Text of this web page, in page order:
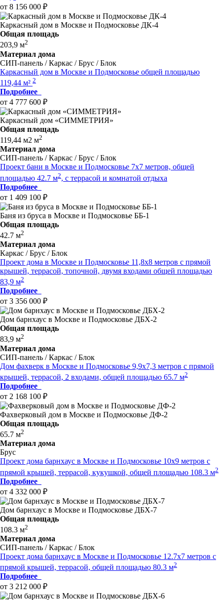
от 8 156 000 ₽
Каркасный дом в Москве и Подмосковье ДК-4
Общая площадь
203,9 м2
Материал дома
СИП-панель / Каркас / Брус / Блок
Каркасный дом в Москве и Подмосковье общей площадью
119,44 м² 2
Подробнее
от 4 777 600 ₽
Каркасный дом «СИММЕТРИЯ»
Общая площадь
119,44 м2 м2
Материал дома
СИП-панель / Каркас / Брус / Блок
Проект бани в Москве и Подмосковье 7x7 метров, общей
площадью 42.7 м2, с террасой и комнатой отдыха
Подробнее
от 1 409 100 ₽
Баня из бруса в Москве и Подмосковье ББ-1
Общая площадь
42.7 м2
Материал дома
Каркас / Брус / Блок
Проект дома в Москве и Подмосковье 11,8x8 метров c прямой
крышей, террасой, топочной, двумя входами общей площадью
83,9 м2
Подробнее
от 3 356 000 ₽
Дом барнхаус в Москве и Подмосковье ДБХ-2
Общая площадь
83,9 м2
Материал дома
СИП-панель / Каркас / Блок
Дом фахверк в Москве и Подмосковье 9,9x7,3 метров c прямой
крышей, террасой, 2 входами, общей площадью 65.7 м2
Подробнее
от 2 168 100 ₽
Фахверковый дом в Москве и Подмосковье ДФ-2
Общая площадь
65.7 м2
Материал дома
Брус
Проект дома барнхаус в Москве и Подмосковье 10x9 метров c
прямой крышей, террасой, кукушкой, общей площадью 108.3 м2
Подробнее
от 4 332 000 ₽
Дом барнхаус в Москве и Подмосковье ДБХ-7
Общая площадь
108.3 м2
Материал дома
СИП-панель / Каркас / Блок
Проект дома барнхаус в Москве и Подмосковье 12.7x7 метров c
прямой крышей, террасой, общей площадью 80.3 м2
Подробнее
от 3 212 000 ₽